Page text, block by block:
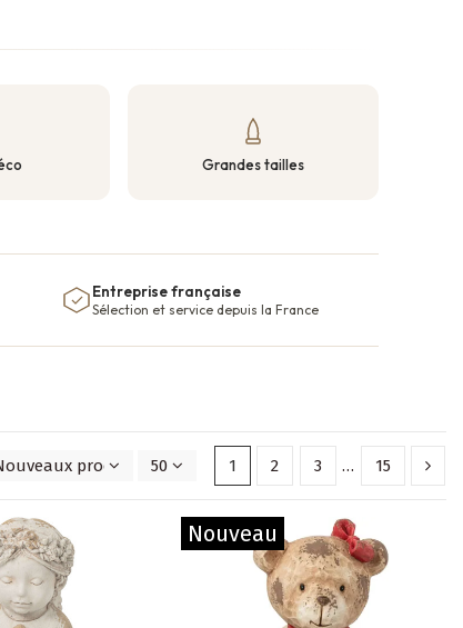
Grandes tailles
Entreprise française
Sélection et service depuis la France
produits en premier
50 1 2 3 … 15
Nouveau